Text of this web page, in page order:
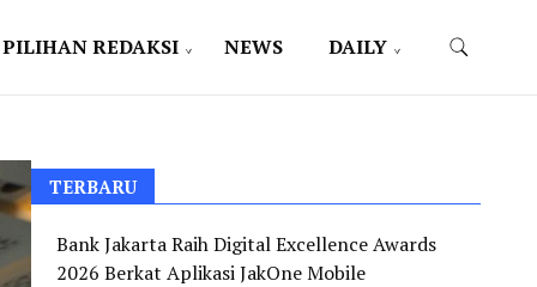
PILIHAN REDAKSI NEWS DAILY
TERBARU
Bank Jakarta Raih Digital Excellence Awards
2026 Berkat Aplikasi JakOne Mobile